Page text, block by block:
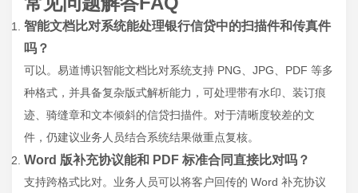
智能文档比对系统能处理银行信贷中的扫描件和传真件
吗？
可以。易道博识智能文档比对系统支持 PNG、JPG、PDF 等多
种格式，并具备复杂版式解析能力，可处理带有水印、装订痕
迹、骑缝章和文本倾斜的信贷扫描件。对于清晰度较差的文
件，仍建议业务人员结合系统结果做重点复核。
Word 版补充协议能和 PDF 标准合同直接比对吗？
支持跨格式比对。业务人员可以将客户回传的 Word 补充协议